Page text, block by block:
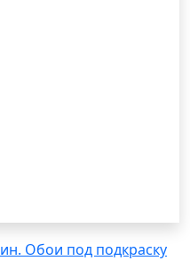
Обои под подкраску